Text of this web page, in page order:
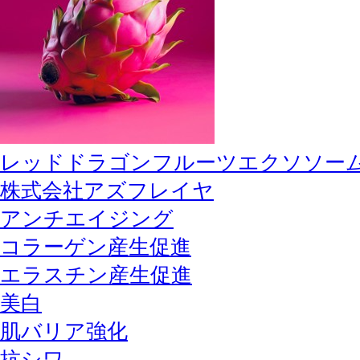
レッドドラゴンフルーツエクソソー
株式会社アズフレイヤ
アンチエイジング
コラーゲン産生促進
エラスチン産生促進
美白
肌バリア強化